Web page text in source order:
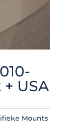
USA
Mounts